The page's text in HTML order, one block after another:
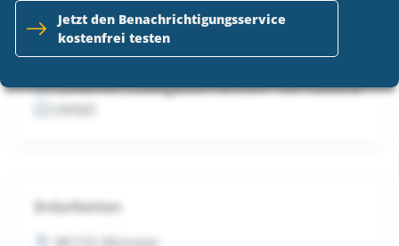
Durchführung von Mäh- und Pflegearbeiten
auf der Deponie Blankenberg 2026-2028
Landkreis Ludwigslust-Parchim - Der Landrat
UVGO
Erdarbeiten
Jetzt den Benachrichtigungsservice
kostenfrei testen